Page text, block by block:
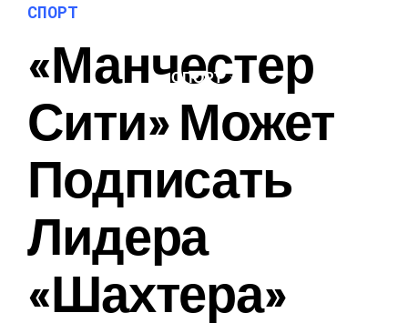
СПОРТ
СПОРТ
«Манчестер
Сити» Может
Подписать
Лидера
«Шахтера»